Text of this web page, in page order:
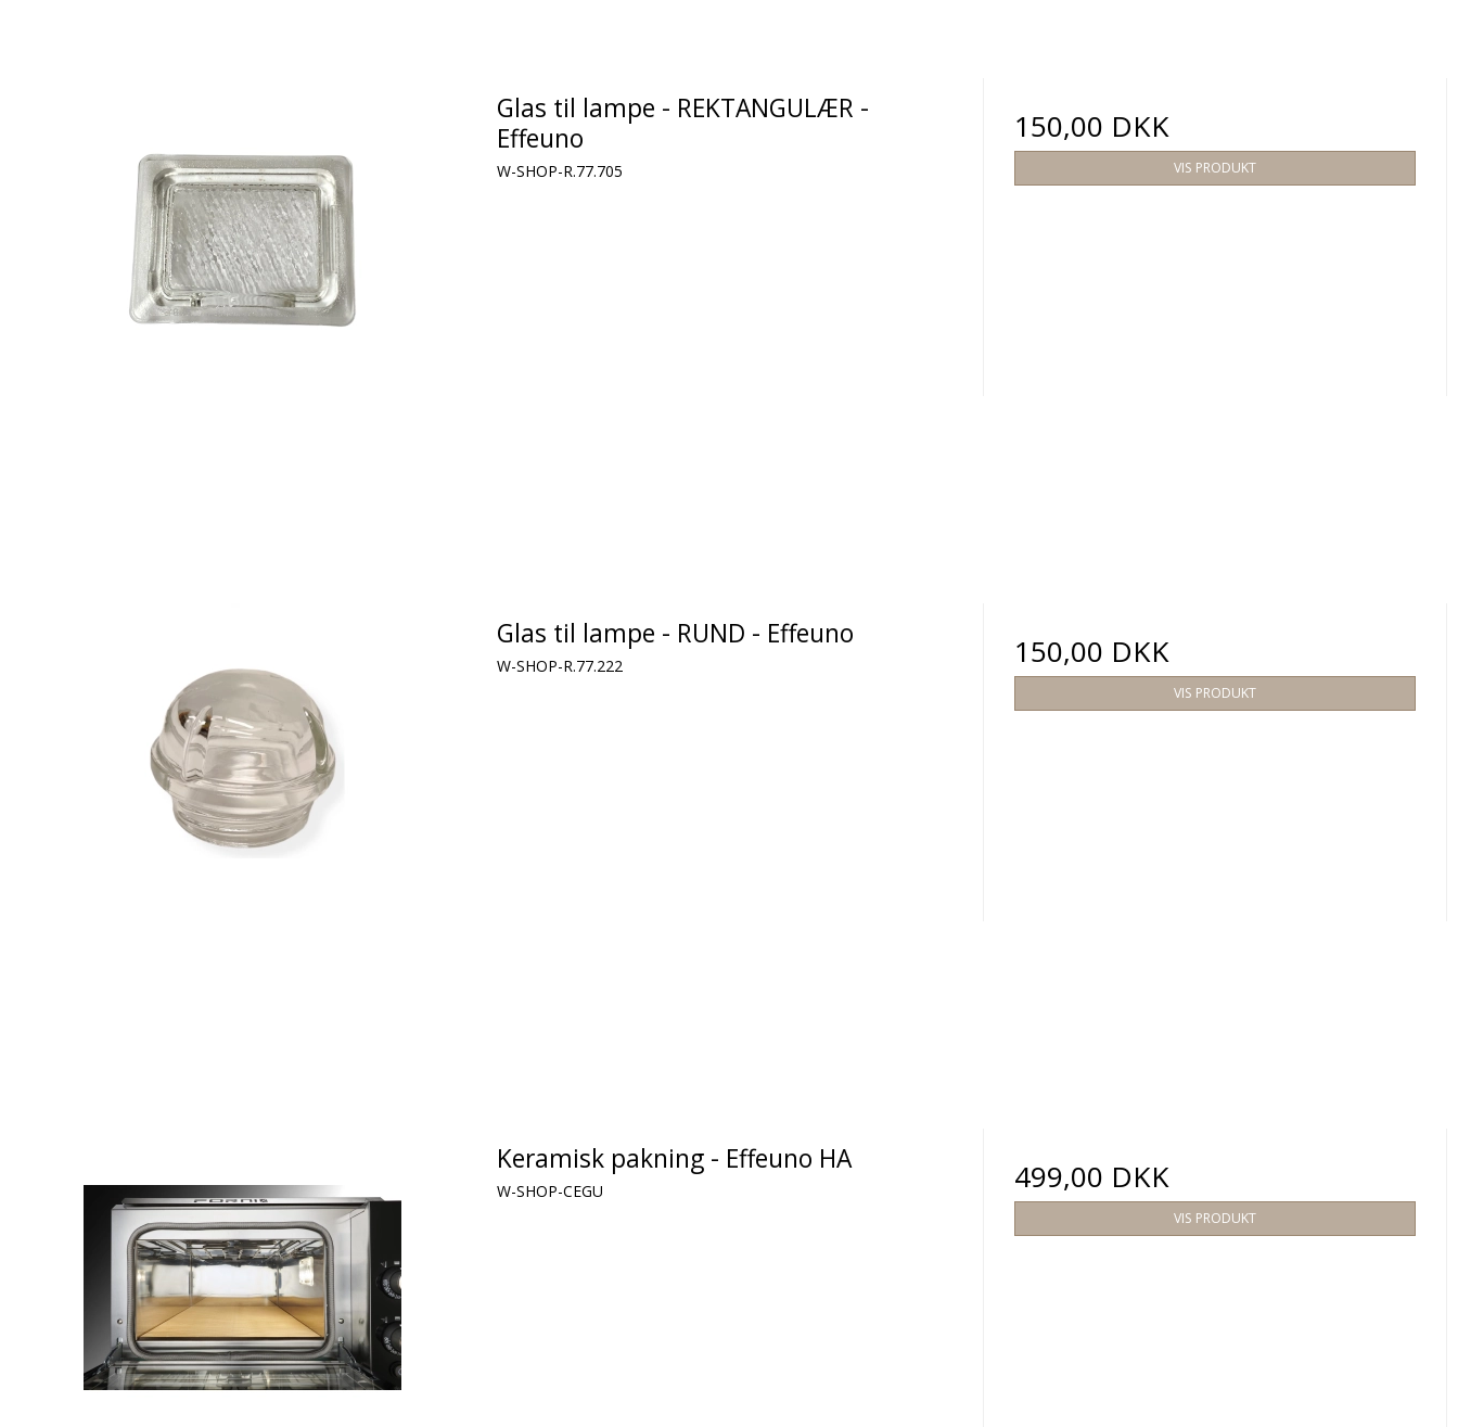
Glas til lampe - REKTANGULÆR -
Effeuno
W-SHOP-R.77.705
150,00 DKK
VIS PRODUKT
Glas til lampe - RUND - Effeuno
W-SHOP-R.77.222 150,00 DKK
VIS PRODUKT
Keramisk pakning - Effeuno HA
W-SHOP-CEGU 499,00 DKK
VIS PRODUKT